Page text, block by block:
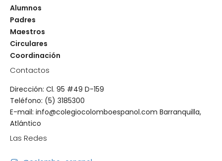
Alumnos
Padres
Maestros
Circulares
Coordinación
Contactos
Dirección: Cl. 95 #49 D-159
Teléfono: (5) 3185300
E-mail: info@colegiocolomboespanol.com Barranquilla,
Atlántico
Las Redes